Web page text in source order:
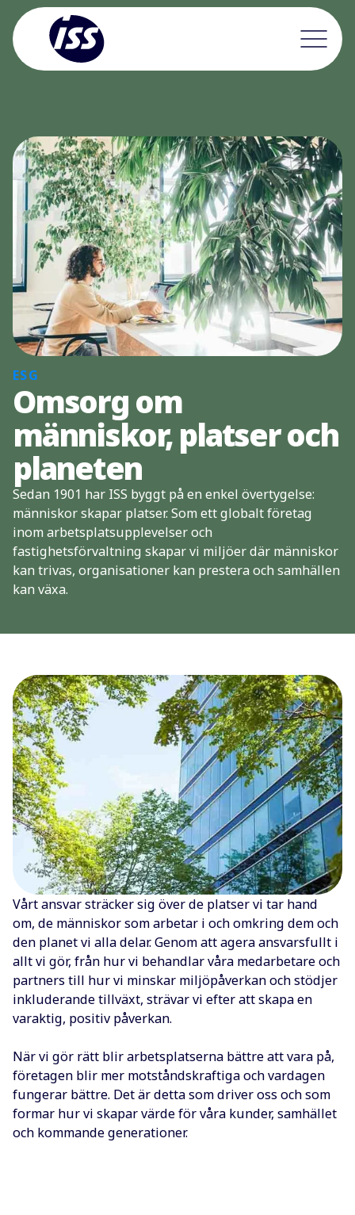
ESG
Omsorg om
människor, platser och
planeten
Sedan 1901 har ISS byggt på en enkel övertygelse:
människor skapar platser. Som ett globalt företag
inom arbetsplatsupplevelser och
fastighetsförvaltning skapar vi miljöer där människor
kan trivas, organisationer kan prestera och samhällen
kan växa.
Vårt ansvar sträcker sig över de platser vi tar hand
om, de människor som arbetar i och omkring dem och
den planet vi alla delar. Genom att agera ansvarsfullt i
allt vi gör, från hur vi behandlar våra medarbetare och
partners till hur vi minskar miljöpåverkan och stödjer
inkluderande tillväxt, strävar vi efter att skapa en
varaktig, positiv påverkan.
När vi gör rätt blir arbetsplatserna bättre att vara på,
företagen blir mer motståndskraftiga och vardagen
fungerar bättre. Det är detta som driver oss och som
formar hur vi skapar värde för våra kunder, samhället
och kommande generationer.